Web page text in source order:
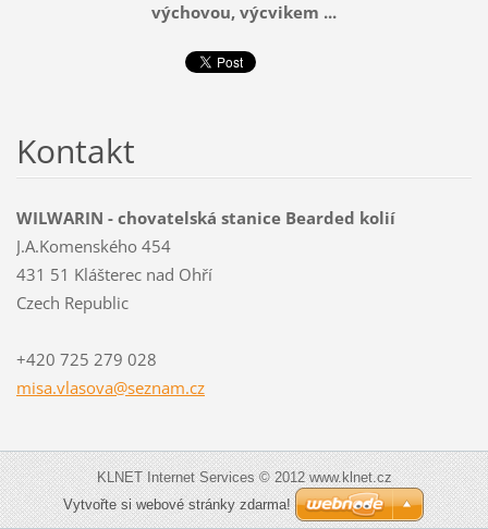
výchovou, výcvikem ...
Kontakt
WILWARIN - chovatelská stanice Bearded kolií
J.A.Komenského 454
431 51 Klášterec nad Ohří
Czech Republic
+420 725 279 028
misa.vlasova@seznam.cz
KLNET Internet Services © 2012 www.klnet.cz
Vytvořte si webové stránky zdarma!